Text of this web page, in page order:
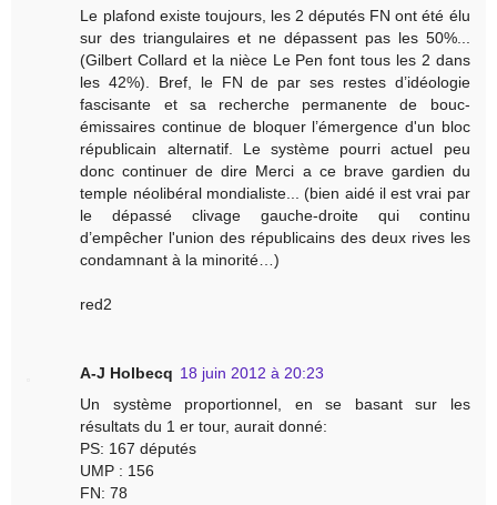
Le plafond existe toujours, les 2 députés FN ont été élu
sur des triangulaires et ne dépassent pas les 50%...
(Gilbert Collard et la nièce Le Pen font tous les 2 dans
les 42%). Bref, le FN de par ses restes d’idéologie
fascisante et sa recherche permanente de bouc-
émissaires continue de bloquer l’émergence d'un bloc
républicain alternatif. Le système pourri actuel peu
donc continuer de dire Merci a ce brave gardien du
temple néolibéral mondialiste... (bien aidé il est vrai par
le dépassé clivage gauche-droite qui continu
d’empêcher l'union des républicains des deux rives les
condamnant à la minorité…)
red2
A-J Holbecq 18 juin 2012 à 20:23
Un système proportionnel, en se basant sur les
résultats du 1 er tour, aurait donné:
PS: 167 députés
UMP : 156
FN: 78